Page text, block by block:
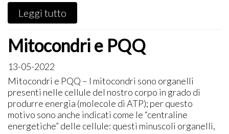
Leggi tutto
Mitocondri e PQQ
13-05-2022
​Mitocondri e PQQ – I mitocondri sono organelli
presenti nelle cellule del nostro corpo in grado di
produrre energia (molecole di ATP); per questo
motivo sono anche indicati come le “centraline
energetiche” delle cellule: questi minuscoli organelli,